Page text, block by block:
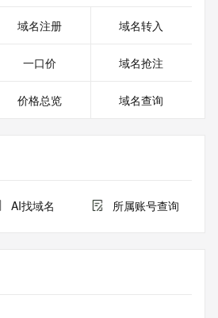
域名注册 域名转入
一口价 域名抢注
价格总览 域名查询
AI找域名 所属账号查询